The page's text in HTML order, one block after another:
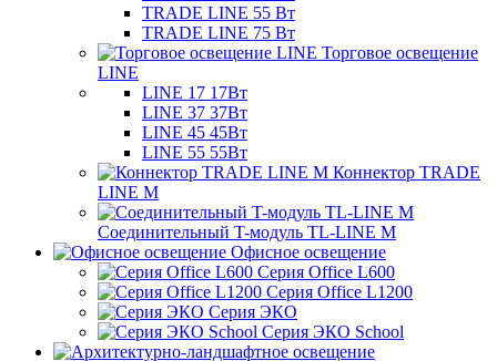
TRADE LINE 55 Вт
TRADE LINE 75 Вт
Торговое освещение
LINE
LINE 17 17Вт
LINE 37 37Вт
LINE 45 45Вт
LINE 55 55Вт
Коннектор TRADE
LINE M
Соединительный T-модуль TL-LINE M
Офисное освещение
Серия Office L600
Серия Office L1200
Серия ЭКО
Серия ЭКО School